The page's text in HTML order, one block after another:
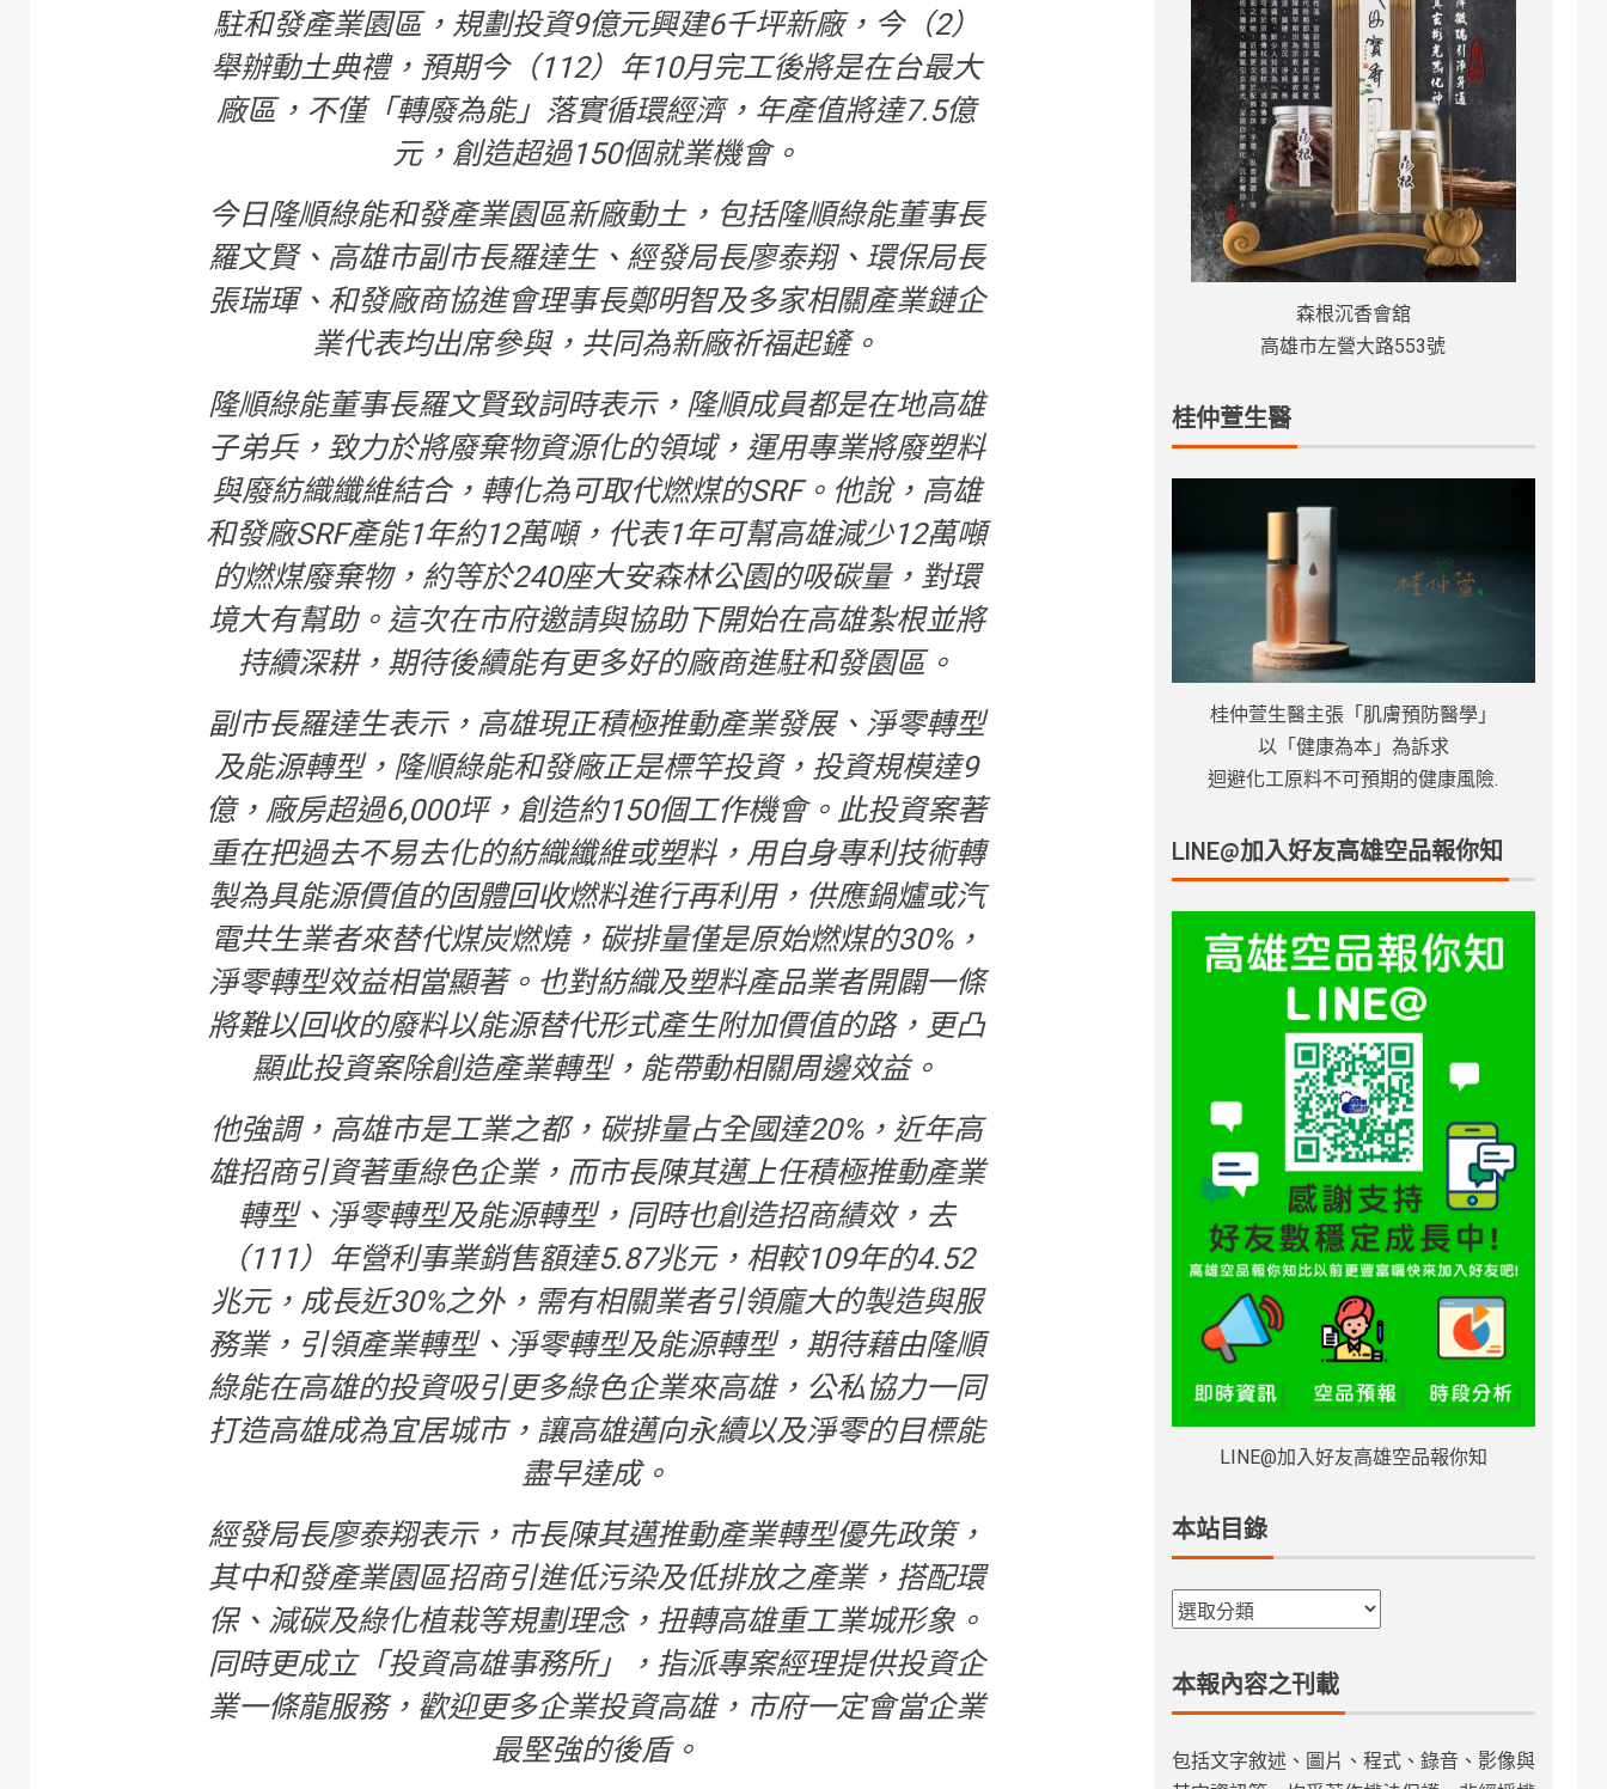
駐和發產業園區，規劃投資9億元興建6千坪新廠，今（2）
舉辦動土典禮，預期今（112）年10月完工後將是在台最大
廠區，不僅「轉廢為能」落實循環經濟，年產值將達7.5億
元，創造超過150個就業機會。
今日隆順綠能和發產業園區新廠動土，包括隆順綠能董事長
羅文賢、高雄市副市長羅達生、經發局長廖泰翔、環保局長
張瑞琿、和發廠商協進會理事長鄭明智及多家相關產業鏈企
業代表均出席參與，共同為新廠祈福起鏟。
隆順綠能董事長羅文賢致詞時表示，隆順成員都是在地高雄
子弟兵，致力於將廢棄物資源化的領域，運用專業將廢塑料
與廢紡織纖維結合，轉化為可取代燃煤的SRF。他說，高雄
和發廠SRF產能1年約12萬噸，代表1年可幫高雄減少12萬噸
的燃煤廢棄物，約等於240座大安森林公園的吸碳量，對環
境大有幫助。這次在市府邀請與協助下開始在高雄紮根並將
持續深耕，期待後續能有更多好的廠商進駐和發園區。
副市長羅達生表示，高雄現正積極推動產業發展、淨零轉型
及能源轉型，隆順綠能和發廠正是標竿投資，投資規模達9
億，廠房超過6,000坪，創造約150個工作機會。此投資案著
重在把過去不易去化的紡織纖維或塑料，用自身專利技術轉
製為具能源價值的固體回收燃料進行再利用，供應鍋爐或汽
電共生業者來替代煤炭燃燒，碳排量僅是原始燃煤的30%，
淨零轉型效益相當顯著。也對紡織及塑料產品業者開闢一條
將難以回收的廢料以能源替代形式產生附加價值的路，更凸
顯此投資案除創造產業轉型，能帶動相關周邊效益。
他強調，高雄市是工業之都，碳排量占全國達20%，近年高
雄招商引資著重綠色企業，而市長陳其邁上任積極推動產業
轉型、淨零轉型及能源轉型，同時也創造招商績效，去
（111）年營利事業銷售額達5.87兆元，相較109年的4.52
兆元，成長近30%之外，需有相關業者引領龐大的製造與服
務業，引領產業轉型、淨零轉型及能源轉型，期待藉由隆順
綠能在高雄的投資吸引更多綠色企業來高雄，公私協力一同
打造高雄成為宜居城市，讓高雄邁向永續以及淨零的目標能
盡早達成。
經發局長廖泰翔表示，市長陳其邁推動產業轉型優先政策，
其中和發產業園區招商引進低污染及低排放之產業，搭配環
保、減碳及綠化植栽等規劃理念，扭轉高雄重工業城形象。
同時更成立「投資高雄事務所」，指派專案經理提供投資企
業一條龍服務，歡迎更多企業投資高雄，市府一定會當企業
最堅強的後盾。
森根沉香會舘
高雄市左營大路553號
桂仲萱生醫
桂仲萱生醫主張「肌膚預防醫學」
以「健康為本」為訴求
迴避化工原料不可預期的健康風險.
LINE@加入好友高雄空品報你知
LINE@加入好友高雄空品報你知
本站目錄
本報內容之刊載
包括文字敘述、圖片、程式、錄音、影像與